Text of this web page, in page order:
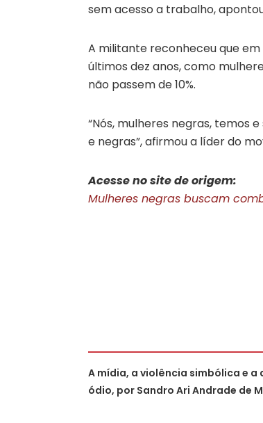
sem acesso a trabalho,
A militante reconheceu que
últimos dez anos, como
não passem de 10%.
“Nós, mulheres negras, temos
e negras”, afirmou a líder do
Acesse no site de origem:
Mulheres negras buscam
A mídia, a violência simbólica e
ódio, por Sandro Ari Andrade de